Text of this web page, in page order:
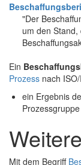
"Der
um den
Ein
Prozess nach
ein Ergebnis
Mit dem Begriff